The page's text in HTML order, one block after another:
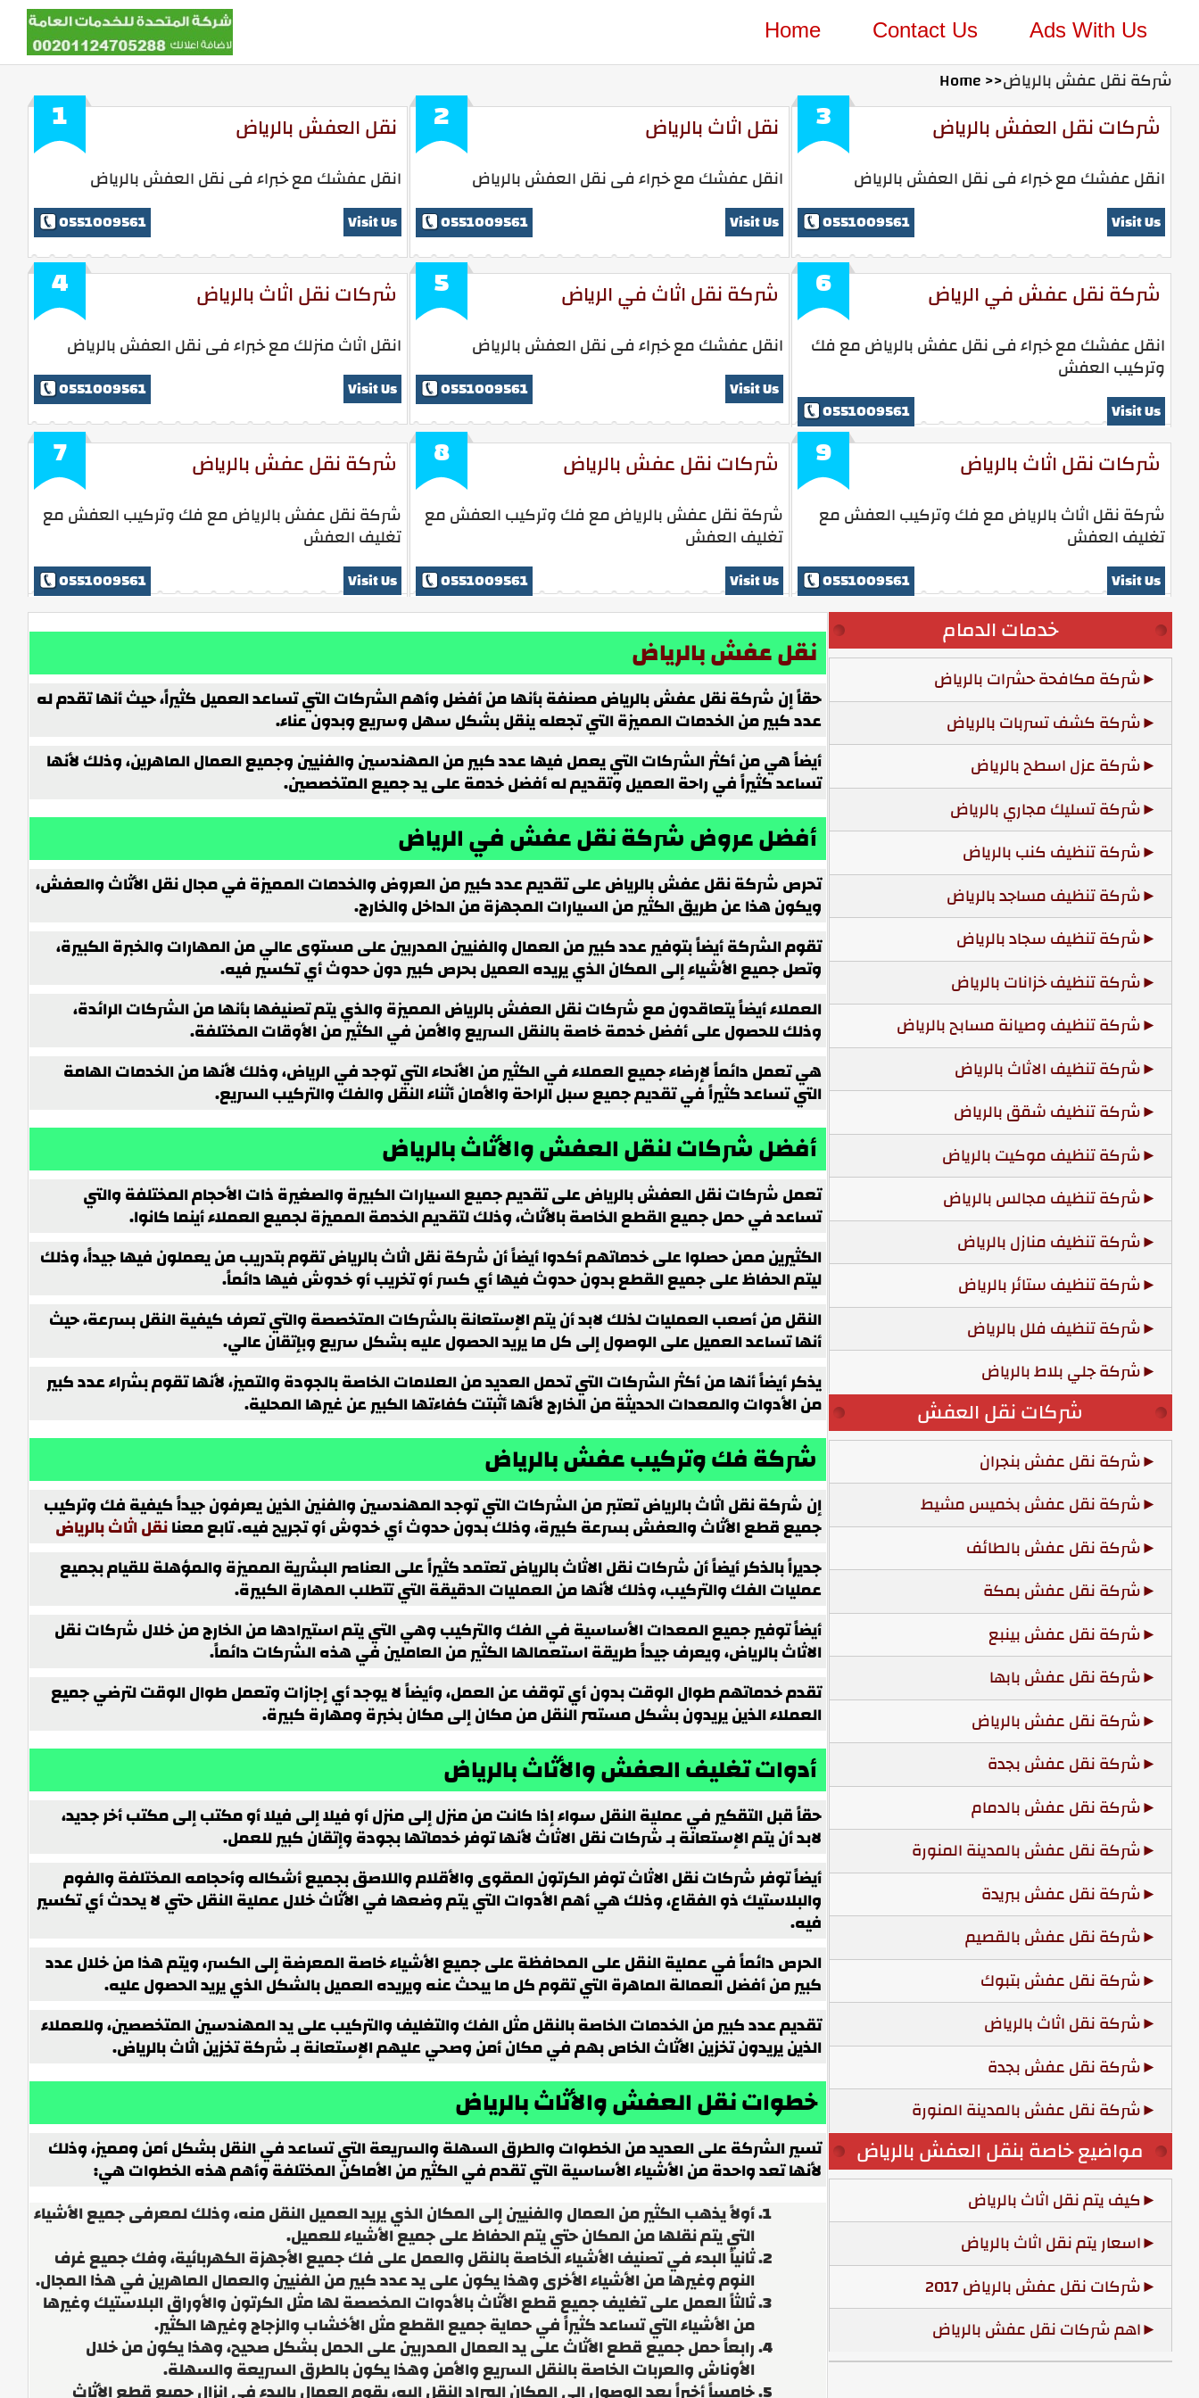
Home Contact Us Ads With Us
Home >>شركة نقل عفش بالرياض
1 نقل العفش بالرياض
انقل عفشك مع خبراء فى نقل العفش بالرياض
0551009561 Visit Us
2 نقل اثاث بالرياض
انقل عفشك مع خبراء فى نقل العفش بالرياض
0551009561 Visit Us
3 شركات نقل العفش بالرياض
انقل عفشك مع خبراء فى نقل العفش بالرياض
0551009561 Visit Us
4 شركات نقل اثاث بالرياض
انقل اثاث منزلك مع خبراء فى نقل العفش بالرياض
0551009561 Visit Us
5 شركة نقل اثاث في الرياض
انقل عفشك مع خبراء فى نقل العفش بالرياض
0551009561 Visit Us
6 شركة نقل عفش في الرياض
انقل عفشك مع خبراء فى نقل عفش بالرياض مع فك
وتركيب العفش
0551009561 Visit Us
7 شركة نقل عفش بالرياض
شركة نقل عفش بالرياض مع فك وتركيب العفش مع
تغليف العفش
0551009561 Visit Us
8 شركات نقل عفش بالرياض
شركة نقل عفش بالرياض مع فك وتركيب العفش مع
تغليف العفش
0551009561 Visit Us
9 شركات نقل اثاث بالرياض
شركة نقل اثاث بالرياض مع فك وتركيب العفش مع
تغليف العفش
0551009561 Visit Us
نقل عفش بالرياض
حقاً إن شركة نقل عفش بالرياض مصنفة بأنها من أفضل وأهم الشركات التي تساعد العميل كثيراً، حيث أنها تقدم له
عدد كبير من الخدمات المميزة التي تجعله ينقل بشكل سهل وسريع وبدون عناء.
أيضاً هي من أكثر الشركات التي يعمل فيها عدد كبير من المهندسين والفنيين وجميع العمال الماهرين، وذلك لأنها
تساعد كثيراً في راحة العميل وتقديم له أفضل خدمة على يد جميع المتخصصين.
أفضل عروض شركة نقل عفش في الرياض
تحرص شركة نقل عفش بالرياض على تقديم عدد كبير من العروض والخدمات المميزة في مجال نقل الأثاث والعفش،
ويكون هذا عن طريق الكثير من السيارات المجهزة من الداخل والخارج.
تقوم الشركة أيضاً بتوفير عدد كبير من العمال والفنيين المدربين على مستوى عالي من المهارات والخبرة الكبيرة،
وتصل جميع الأشياء إلى المكان الذي يريده العميل بحرص كبير دون حدوث أي تكسير فيه.
العملاء أيضاً يتعاقدون مع شركات نقل العفش بالرياض المميزة والذي يتم تصنيفها بأنها من الشركات الرائدة،
وذلك للحصول على أفضل خدمة خاصة بالنقل السريع والأمن في الكثير من الأوقات المختلفة.
هي تعمل دائماً لإرضاء جميع العملاء في الكثير من الأنحاء التي توجد في الرياض، وذلك لأنها من الخدمات الهامة
التي تساعد كثيراً في تقديم جميع سبل الراحة والأمان أثناء النقل والفك والتركيب السريع.
أفضل شركات لنقل العفش والأثاث بالرياض
تعمل شركات نقل العفش بالرياض على تقديم جميع السيارات الكبيرة والصغيرة ذات الأحجام المختلفة والتي
تساعد في حمل جميع القطع الخاصة بالأثاث، وذلك لتقديم الخدمة المميزة لجميع العملاء أينما كانوا.
الكثيرين ممن حصلوا على خدماتهم أكدوا أيضاً أن شركة نقل اثاث بالرياض تقوم بتدريب من يعملون فيها جيداً، وذلك
ليتم الحفاظ على جميع القطع بدون حدوث فيها أي كسر أو تخريب أو خدوش فيها دائماً.
النقل من أصعب العمليات لذلك لابد أن يتم الإستعانة بالشركات المتخصصة والتي تعرف كيفية النقل بسرعة، حيث
أنها تساعد العميل على الوصول إلى كل ما يريد الحصول عليه بشكل سريع وبإتقان عالي.
يذكر أيضاً أنها من أكثر الشركات التي تحمل العديد من العلامات الخاصة بالجودة والتميز، لأنها تقوم بشراء عدد كبير
من الأدوات والمعدات الحديثة من الخارج لأنها أثبتت كفاءتها الكبير عن غيرها المحلية.
شركة فك وتركيب عفش بالرياض
إن شركة نقل اثاث بالرياض تعتبر من الشركات التي توجد المهندسين والفنين الذين يعرفون جيداً كيفية فك وتركيب
جميع قطع الأثاث والعفش بسرعة كبيرة، وذلك بدون حدوث أي خدوش أو تجريح فيه. تابع معنانقل اثاث بالرياض
جديراً بالذكر أيضاً أن شركات نقل الاثاث بالرياض تعتمد كثيراً على العناصر البشرية المميزة والمؤهلة للقيام بجميع
عمليات الفك والتركيب، وذلك لأنها من العمليات الدقيقة التي تتطلب المهارة الكبيرة.
أيضاً توفير جميع المعدات الأساسية في الفك والتركيب وهي التي يتم استيرادها من الخارج من خلال شركات نقل
الاثاث بالرياض، ويعرف جيداً طريقة استعمالها الكثير من العاملين في هذه الشركات دائماً.
تقدم خدماتهم طوال الوقت بدون أي توقف عن العمل، وأيضاً لا يوجد أي إجازات وتعمل طوال الوقت لترضي جميع
العملاء الذين يريدون بشكل مستمر النقل من مكان إلى مكان بخبرة ومهارة كبيرة.
أدوات تغليف العفش والأثاث بالرياض
حقاً قبل التقكير في عملية النقل سواء إذا كانت من منزل إلى منزل أو فيلا إلى فيلا أو مكتب إلى مكتب أخر جديد،
لابد أن يتم الإستعانة بـ شركات نقل الاثاث لأنها توفر خدماتها بجودة وإتقان كبير للعمل.
أيضاً توفر شركات نقل الاثاث توفر الكرتون المقوى والأقلام واللاصق بجميع أشكاله وأحجامه المختلفة والفوم
والبلاستيك ذو الفقاع، وذلك هي أهم الأدوات التي يتم وضعها في الأثاث خلال عملية النقل حتي لا يحدث أي تكسير
فيه.
الحرص دائماً في عملية النقل على المحافظة على جميع الأشياء خاصة المعرضة إلى الكسر، ويتم هذا من خلال عدد
كبير من أفضل العمالة الماهرة التي تقوم كل ما يبحث عنه ويريده العميل بالشكل الذي يريد الحصول عليه.
تقديم عدد كبير من الخدمات الخاصة بالنقل مثل الفك والتغليف والتركيب على يد المهندسين المتخصصين، وللعملاء
الذين يريدون تخزين الأثاث الخاص بهم في مكان أمن وصحي عليهم الإستعانة بـ شركة تخزين اثاث بالرياض.
خطوات نقل العفش والأثاث بالرياض
تسير الشركة على العديد من الخطوات والطرق السهلة والسريعة التي تساعد في النقل بشكل أمن ومميز، وذلك
لأنها تعد واحدة من الأشياء الأساسية التي تقدم في الكثير من الأماكن المختلفة وأهم هذه الخطوات هي:
أولاً يذهب الكثير من العمال والفنيين إلى المكان الذي يريد العميل النقل منه، وذلك لمعرفى جميع الأشياء
التي يتم نقلها من المكان حتي يتم الحفاظ على جميع الأشياء للعميل.
ثانياً البدء في تصنيف الأشياء الخاصة بالنقل والعمل على فك جميع الأجهزة الكهربائية، وفك جميع غرف
النوم وغيرها من الأشياء الأخرى وهذا يكون على يد عدد كبير من الفنيين والعمال الماهرين في هذا المجال.
ثالثاً العمل على تغليف جميع قطع الأثاث بالأدوات المخصصة لها مثل الكرتون والأوراق البلاستيك وغيرها
من الأشياء التي تساعد كثيراً في حماية جميع القطع مثل الأخشاب والزجاج وغيرها الكثير.
رابعاً حمل جميع قطع الأثاث على يد العمال المدربين على الحمل بشكل صحيح، وهذا يكون من خلال
الأوناش والعربات الخاصة بالنقل السريع والأمن وهذا يكون بالطرق السريعة والسهلة.
خدمات الدمام
شركة مكافحة حشرات بالرياض
شركة كشف تسربات بالرياض
شركة عزل اسطح بالرياض
شركة تسليك مجاري بالرياض
شركة تنظيف كنب بالرياض
شركة تنظيف مساجد بالرياض
شركة تنظيف سجاد بالرياض
شركة تنظيف خزانات بالرياض
شركة تنظيف وصيانة مسابح بالرياض
شركة تنظيف الاثاث بالرياض
شركة تنظيف شقق بالرياض
شركة تنظيف موكيت بالرياض
شركة تنظيف مجالس بالرياض
شركة تنظيف منازل بالرياض
شركة تنظيف ستائر بالرياض
شركة تنظيف فلل بالرياض
شركة جلي بلاط بالرياض
شركات نقل العفش
شركة نقل عفش بنجران
شركة نقل عفش بخميس مشيط
شركة نقل عفش بالطائف
شركة نقل عفش بمكة
شركة نقل عفش بينبع
شركة نقل عفش بابها
شركة نقل عفش بالرياض
شركة نقل عفش بجدة
شركة نقل عفش بالدمام
شركة نقل عفش بالمدينة المنورة
شركة نقل عفش ببريدة
شركة نقل عفش بالقصيم
شركة نقل عفش بتبوك
شركة نقل اثاث بالرياض
شركة نقل عفش بجدة
شركة نقل عفش بالمدينة المنورة
مواضيع خاصة بنقل العفش بالرياض
كيف يتم نقل اثاث بالرياض
اسعار يتم نقل اثاث بالرياض
شركات نقل عفش بالرياض 2017
اهم شركات نقل عفش بالرياض